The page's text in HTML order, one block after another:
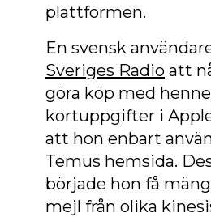
plattformen.
En svensk
Sveriges Radio att
göra köp med
kortuppgifter i
att hon enbart
Temus hemsida.
började hon få
mejl från olika